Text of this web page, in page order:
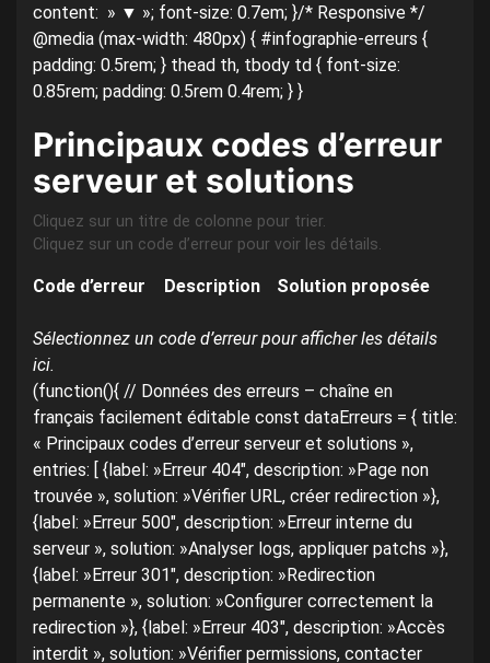
content: » ▼ »; font-size: 0.7em; }/* Responsive */
@media (max-width: 480px) { #infographie-erreurs {
padding: 0.5rem; } thead th, tbody td { font-size:
0.85rem; padding: 0.5rem 0.4rem; } }
Principaux codes d’erreur
serveur et solutions
Cliquez sur un titre de colonne pour trier.
Cliquez sur un code d’erreur pour voir les détails.
Code d’erreur Description Solution proposée
Sélectionnez un code d’erreur pour afficher les détails
ici.
(function(){ // Données des erreurs – chaîne en
français facilement éditable const dataErreurs = { title:
« Principaux codes d’erreur serveur et solutions »,
entries: [ {label: »Erreur 404″, description: »Page non
trouvée », solution: »Vérifier URL, créer redirection »},
{label: »Erreur 500″, description: »Erreur interne du
serveur », solution: »Analyser logs, appliquer patchs »},
{label: »Erreur 301″, description: »Redirection
permanente », solution: »Configurer correctement la
redirection »}, {label: »Erreur 403″, description: »Accès
interdit », solution: »Vérifier permissions, contacter